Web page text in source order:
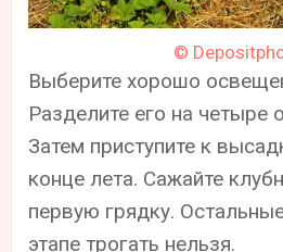
©
Выберите хорошо
Разделите его на четыре
Затем приступите к
конце лета. Сажайте
первую грядку.
этапе трогать нельзя.